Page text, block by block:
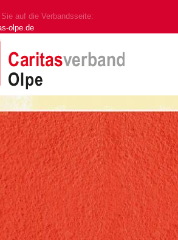
auf die Verbandsseite:
olpe.de